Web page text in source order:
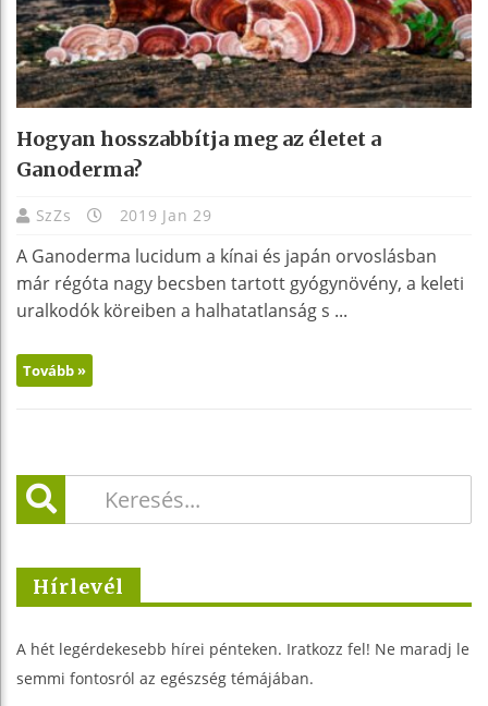
Hogyan hosszabbítja meg az életet a
Ganoderma?
SzZs 2019 Jan 29
A Ganoderma lucidum a kínai és japán orvoslásban
már régóta nagy becsben tartott gyógynövény, a keleti
uralkodók köreiben a halhatatlanság s ...
Tovább »
Hírlevél
A hét legérdekesebb hírei pénteken. Iratkozz fel! Ne maradj le
semmi fontosról az egészség témájában.